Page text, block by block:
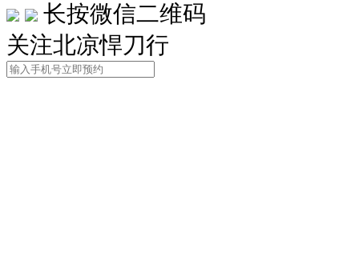
长按微信二维码
关注北凉悍刀行